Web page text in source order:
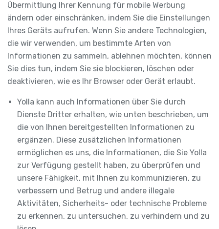
Übermittlung Ihrer Kennung für mobile Werbung
ändern oder einschränken, indem Sie die Einstellungen
Ihres Geräts aufrufen. Wenn Sie andere Technologien,
die wir verwenden, um bestimmte Arten von
Informationen zu sammeln, ablehnen möchten, können
Sie dies tun, indem Sie sie blockieren, löschen oder
deaktivieren, wie es Ihr Browser oder Gerät erlaubt.
Yolla kann auch Informationen über Sie durch
Dienste Dritter erhalten, wie unten beschrieben, um
die von Ihnen bereitgestellten Informationen zu
ergänzen. Diese zusätzlichen Informationen
ermöglichen es uns, die Informationen, die Sie Yolla
zur Verfügung gestellt haben, zu überprüfen und
unsere Fähigkeit, mit Ihnen zu kommunizieren, zu
verbessern und Betrug und andere illegale
Aktivitäten, Sicherheits- oder technische Probleme
zu erkennen, zu untersuchen, zu verhindern und zu